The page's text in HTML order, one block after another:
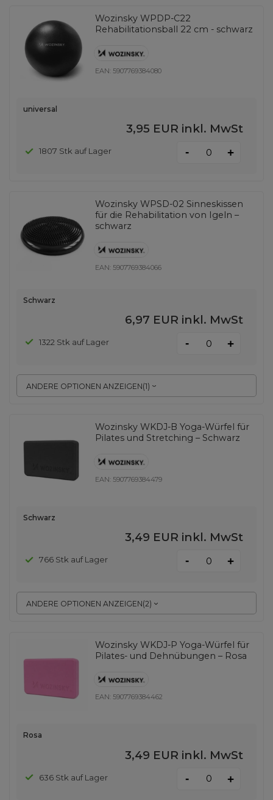
Wozinsky WPDP-C22
Rehabilitationsball 22 cm - schwarz
EAN: 5907769384080
universal
3,95 EUR inkl. MwSt
1807 Stk auf Lager - +
Wozinsky WPSD-02 Sinneskissen
für die Rehabilitation von Igeln –
schwarz
EAN: 5907769384066
ANDERE OPTIONEN ANZEIGEN(1)
Schwarz
6,97 EUR inkl. MwSt
1322 Stk auf Lager - +
Wozinsky WKDJ-B Yoga-Würfel für
Pilates und Stretching – Schwarz
EAN: 5907769384479
ANDERE OPTIONEN ANZEIGEN(2)
Schwarz
3,49 EUR inkl. MwSt
766 Stk auf Lager - +
Wozinsky WKDJ-P Yoga-Würfel für
Pilates- und Dehnübungen – Rosa
EAN: 5907769384462
Rosa
3,49 EUR inkl. MwSt
636 Stk auf Lager - +